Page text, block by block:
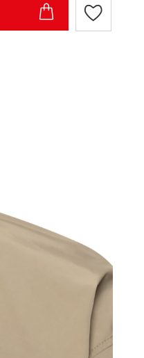
Zur
Wunschliste